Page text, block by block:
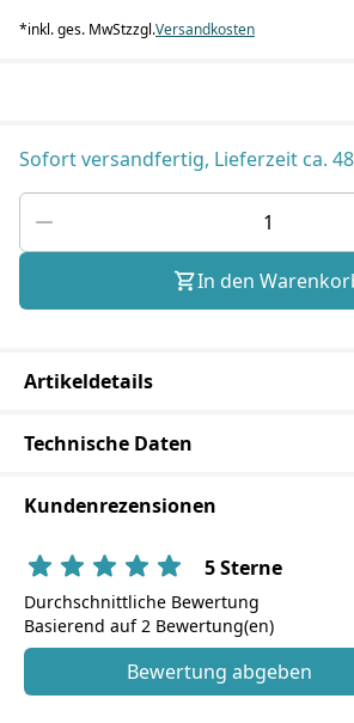
*inkl. ges. MwStzzgl.Versandkosten
Sofort versandfertig, Lieferzeit ca.
In den
Artikeldetails
Technische Daten
Kundenrezensionen
5 Sterne
Durchschnittliche Bewertung
Basierend auf 2 Bewertung(en)
Bewertung abgeben